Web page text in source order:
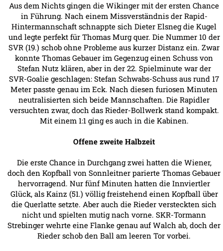
Aus dem Nichts gingen die Wikinger mit der ersten Chance
in Führung. Nach einem Missverständnis der Rapid-
Hintermannschaft schnappte sich Dieter Elsneg die Kugel
und legte perfekt für Thomas Murg quer. Die Nummer 10 der
SVR (19.) schob ohne Probleme aus kurzer Distanz ein. Zwar
konnte Thomas Gebauer im Gegenzug einen Schuss von
Stefan Nutz klären, aber in der 22. Spielminute war der
SVR-Goalie geschlagen: Stefan Schwabs-Schuss aus rund 17
Meter passte genau im Eck. Nach diesen furiosen Minuten
neutralisierten sich beide Mannschaften. Die Rapidler
versuchten zwar, doch das Rieder-Bollwerk stand kompakt.
Mit einem 1:1 ging es auch in die Kabinen.
Offene zweite Halbzeit
Die erste Chance in Durchgang zwei hatten die Wiener,
doch den Kopfball von Sonnleitner parierte Thomas Gebauer
hervorragend. Nur fünf Minuten hatten die Innviertler
Glück, als Kainz (51.) völlig freistehend einen Kopfball über
die Querlatte setzte. Aber auch die Rieder versteckten sich
nicht und spielten mutig nach vorne. SKR-Tormann
Strebinger wehrte eine Flanke genau auf Walch ab, doch der
Rieder schob den Ball am leeren Tor vorbei.